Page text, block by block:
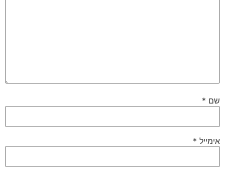
שם *
אימייל *